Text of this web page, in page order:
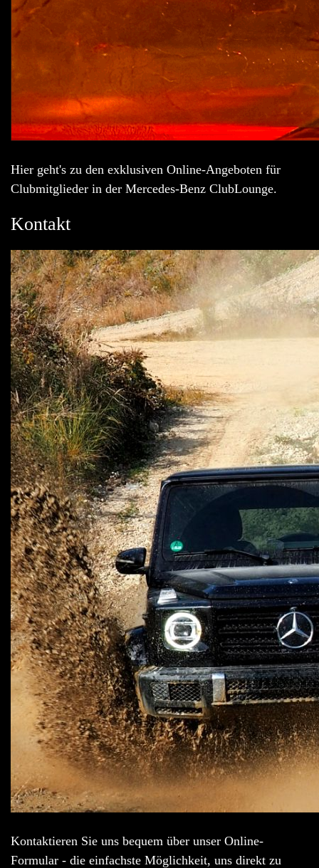
Hier geht's zu den exklusiven Online-Angeboten für
Clubmitglieder in der Mercedes-Benz ClubLounge.
Kontakt
Kontaktieren Sie uns bequem über unser Online-
Formular - die einfachste Möglichkeit, uns direkt zu